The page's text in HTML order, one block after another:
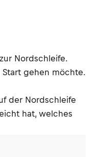
Nordschleife.
gehen möchte.
der Nordschleife
hat, welches